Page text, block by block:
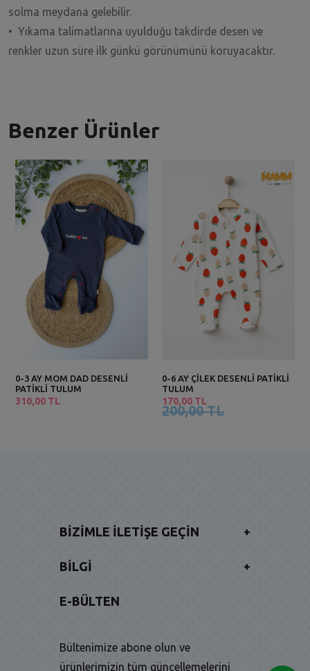
solma meydana gelebilir.
• Yıkama talimatlarına uyulduğu takdirde desen ve
renkler uzun süre ilk günkü görünümünü koruyacaktır.
Benzer Ürünler
0-3 AY MOM DAD DESENLİ
PATİKLİ TULUM
310,00 TL
0-6 AY ÇİLEK DESENLİ PATİKLİ
TULUM
170,00 TL
200,00 TL
BIZIMLE İLETIŞE GEÇIN +
BILGI +
E-BÜLTEN
Bültenimize abone olun ve
ürünlerimizin tüm güncellemelerini